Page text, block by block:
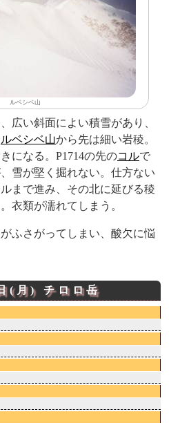
ルベシベ山
広い斜面によい積雪があり、
ルベシベ山から先は細い岩稜。
になる。P1714の先のコルで
雪が堅く掘れない。仕方ない
まで進み、その北に延びる稜
衣類が濡れてしまう。
ふさがってしまい、酸欠に悩
(月) チロロ岳